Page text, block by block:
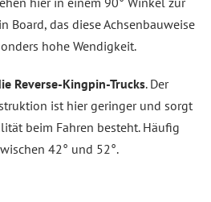
Board, das diese Achsenbauweise
hohe Wendigkeit.
Reverse-Kingpin-Trucks. Der
ist hier geringer und sorgt
beim Fahren besteht. Häufig
42° und 52°.